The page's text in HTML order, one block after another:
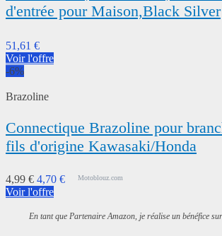
d'entrée pour Maison,Black Silver
51,61 €
Voir l'offre
-6%
Brazoline
Connectique Brazoline pour
fils d'origine Kawasaki/Honda
4,99 € 4,70 € Motoblouz.com
Voir l'offre
En tant que Partenaire Amazon, je réalise un bénéfice